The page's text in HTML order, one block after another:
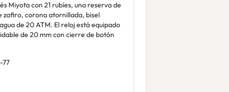
Miyota con 21 rubíes, una reserva de
zafiro, corona atornillada, bisel
de 20 ATM. El reloj está equipado
de 20 mm con cierre de botón
77